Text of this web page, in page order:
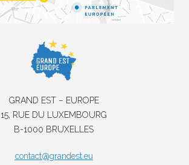
GRAND EST – EUROPE
15, RUE DU LUXEMBOURG
B-1000 BRUXELLES
contact@grandest.eu